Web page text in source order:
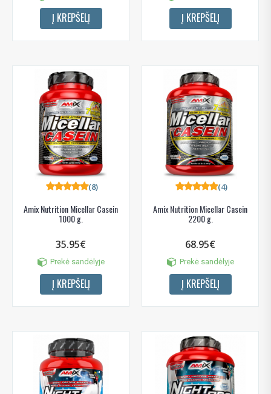
Į KREPŠELĮ Į KREPŠELĮ
Amix Nutrition Micellar Casein
1000 g.
(8)
35.95€
Prekė sandėlyje
Į KREPŠELĮ
Amix Nutrition Micellar Casein
2200 g.
(4)
68.95€
Prekė sandėlyje
Į KREPŠELĮ